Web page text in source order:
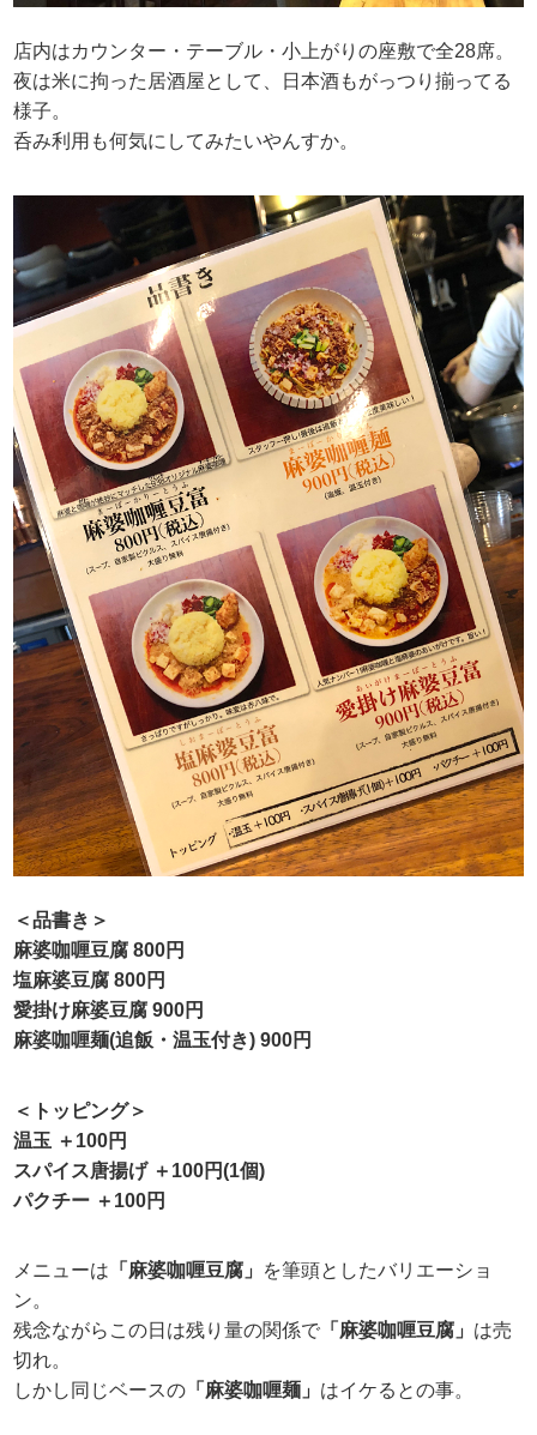
店内はカウンター・テーブル・小上がりの座敷で全28席。
夜は米に拘った居酒屋として、日本酒もがっつり揃ってる
様子。
呑み利用も何気にしてみたいやんすか。
＜品書き＞
麻婆咖喱豆腐 800円
塩麻婆豆腐 800円
愛掛け麻婆豆腐 900円
麻婆咖喱麺(追飯・温玉付き) 900円
＜トッピング＞
温玉 ＋100円
スパイス唐揚げ ＋100円(1個)
パクチー ＋100円
メニューは 「麻婆咖喱豆腐」
を筆頭としたバリエーショ
ン。
残念ながらこの日は残り量の関係で 「麻婆咖喱豆腐」 は売
切れ。
しかし同じベースの 「麻婆咖喱麺」 はイケるとの事。